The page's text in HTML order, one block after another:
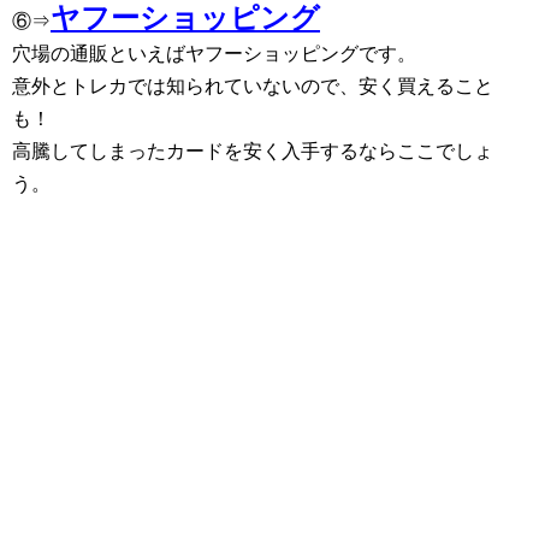
⑥⇒ヤフーショッピング
穴場の通販といえばヤフーショッピングです。
意外とトレカでは知られていないので、安く買えること
も！
高騰してしまったカードを安く入手するならここでしょ
う。